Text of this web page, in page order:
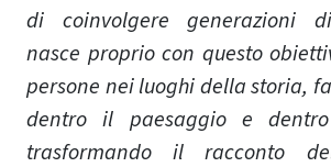
di coinvolgere generazioni
nasce proprio con questo
persone nei luoghi della storia,
dentro il paesaggio e
trasformando il racconto